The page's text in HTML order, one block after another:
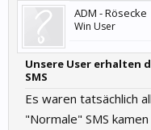
ADM - Rösecke
Win User
Unsere User erhalten
SMS
Es waren tatsächlich
"Normale" SMS